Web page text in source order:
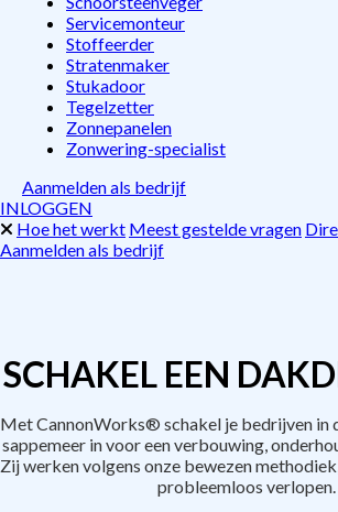
Servicemonteur
Stoffeerder
Stratenmaker
Stukadoor
Tegelzetter
Zonnepanelen
Zonwering-specialist
Aanmelden als bedrijf
INLOGGEN
Hoe het werkt Meest gestelde vragen
Aanmelden als bedrijf
SCHAKEL EEN
Met CannonWorks® schakel je bedrijven in
sappemeer in voor een verbouwing,
Zij werken volgens onze bewezen
probleemloos verlopen.